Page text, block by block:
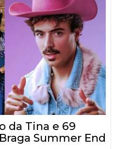
da Tina e 69
Summer End